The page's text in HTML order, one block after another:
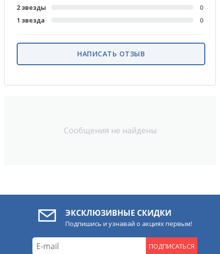
Сообщения не найдены
2 звезды
0
1 звезда
0
НАПИСАТЬ ОТЗЫВ
ЭКСКЛЮЗИВНЫЕ СКИДКИ
Подпишись и узнавай о акциях первым!
ПОДПИСАТЬСЯ